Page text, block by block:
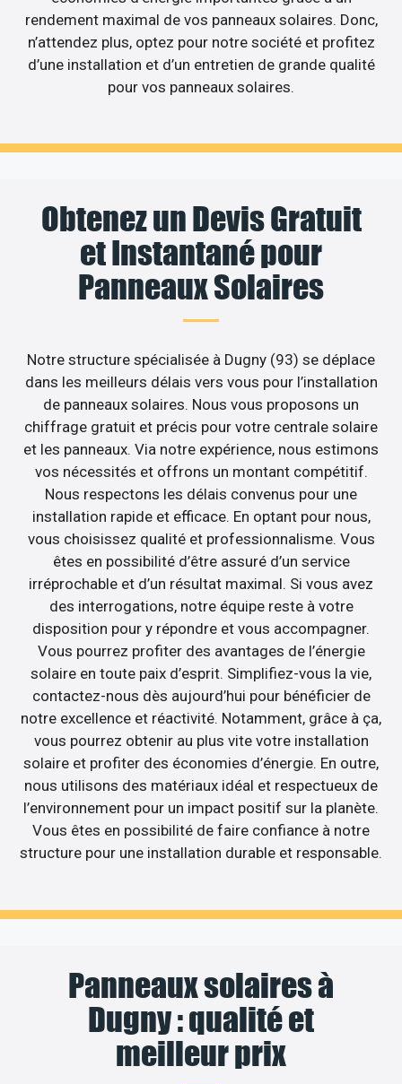
rendement maximal de vos panneaux solaires. Donc,
n’attendez plus, optez pour notre société et profitez
d’une installation et d’un entretien de grande qualité
pour vos panneaux solaires.
Obtenez un Devis Gratuit
et Instantané pour
Panneaux Solaires
Notre structure spécialisée à Dugny (93) se déplace
dans les meilleurs délais vers vous pour l’installation
de panneaux solaires. Nous vous proposons un
chiffrage gratuit et précis pour votre centrale solaire
et les panneaux. Via notre expérience, nous estimons
vos nécessités et offrons un montant compétitif.
Nous respectons les délais convenus pour une
installation rapide et efficace. En optant pour nous,
vous choisissez qualité et professionnalisme. Vous
êtes en possibilité d’être assuré d’un service
irréprochable et d’un résultat maximal. Si vous avez
des interrogations, notre équipe reste à votre
disposition pour y répondre et vous accompagner.
Vous pourrez profiter des avantages de l’énergie
solaire en toute paix d’esprit. Simplifiez-vous la vie,
contactez-nous dès aujourd’hui pour bénéficier de
notre excellence et réactivité. Notamment, grâce à ça,
vous pourrez obtenir au plus vite votre installation
solaire et profiter des économies d’énergie. En outre,
nous utilisons des matériaux idéal et respectueux de
l’environnement pour un impact positif sur la planète.
Vous êtes en possibilité de faire confiance à notre
structure pour une installation durable et responsable.
Panneaux solaires à
Dugny : qualité et
meilleur prix